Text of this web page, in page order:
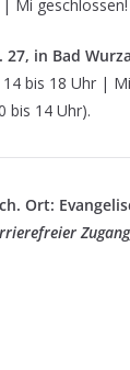
Mi
27, in Bad
bis 18 Uhr |
bis 14 Uhr).
Ort: